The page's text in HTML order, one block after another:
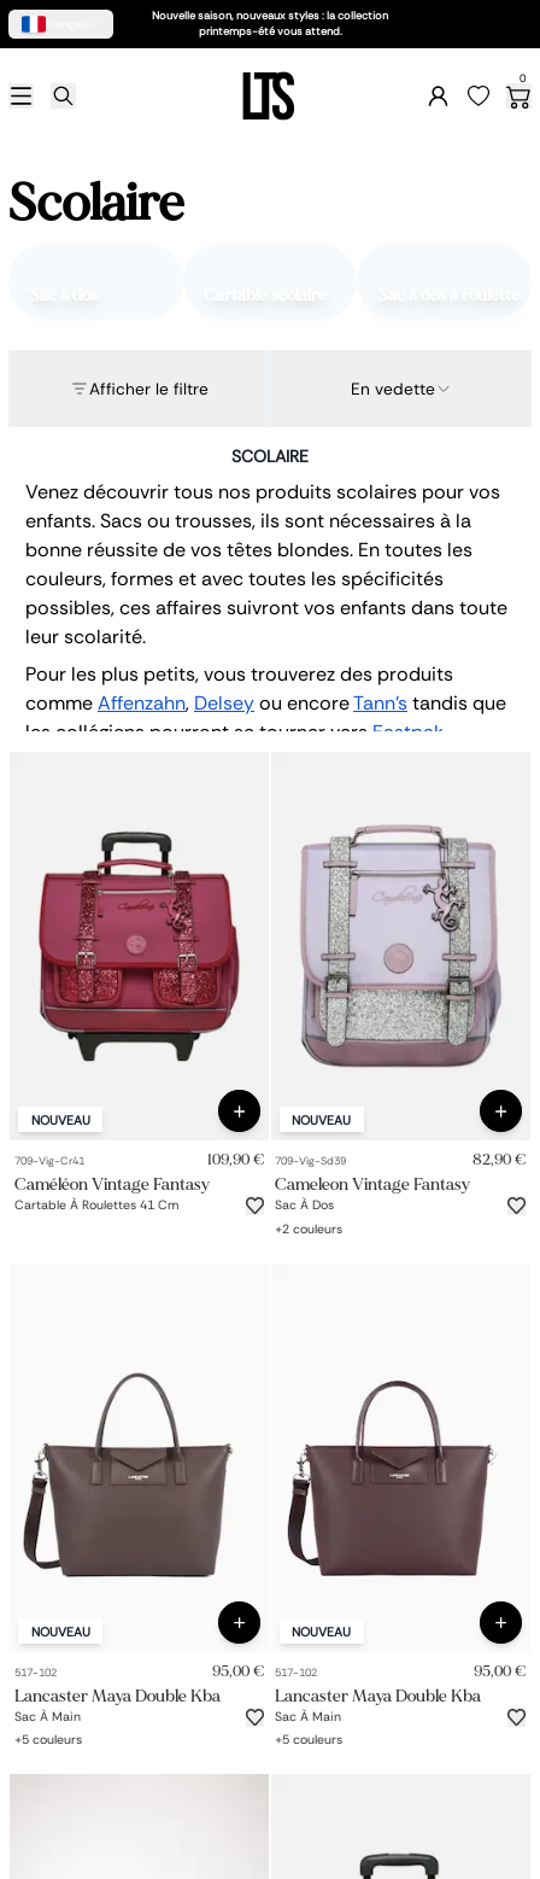
Nouvelle saison, nouveaux styles : la collection
printemps-été vous attend.
Femme
Sac femme
Petite maroquinerie
Chaussures
Valise enfant
Besace enfant
Petit sac à dos
Porte monnaie
Bagagerie
Bagages
Accessoires
Sac de voyage
Nos Marques
0
Scolaire
Afficher le filtre En vedette
SCOLAIRE
Venez découvrir tous nos produits scolaires pour vos
enfants. Sacs ou trousses, ils sont nécessaires à la
bonne réussite de vos têtes blondes. En toutes les
couleurs, formes et avec toutes les spécificités
possibles, ces affaires suivront vos enfants dans toute
leur scolarité.
Pour les plus petits, vous trouverez des produits
commeAffenzahn, Delseyou encoreTann’standis que
les collégiens pourront se tourner vers Eastpak
conviendront parfaitement.
Venez explorer toute notre gamme de produits
scolaire sur notresite
NOUVEAU
709-Vig-Cr41 109,90 €
Caméléon Vintage Fantasy
Cartable À Roulettes 41 Cm
NOUVEAU
709-Vig-Sd39 82,90 €
Cameleon Vintage Fantasy
Sac À Dos
+2 couleurs
NOUVEAU
517-102 95,00 €
Lancaster Maya Double Kba
Sac À Main
+5 couleurs
NOUVEAU
517-102 95,00 €
Lancaster Maya Double Kba
Sac À Main
+5 couleurs